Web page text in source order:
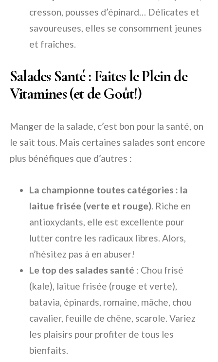
cresson, pousses d’épinard… Délicates et
savoureuses, elles se consomment jeunes
et fraîches.
Salades Santé : Faites le Plein de
Vitamines (et de Goût!)
Manger de la salade, c’est bon pour la santé, on
le sait tous. Mais certaines salades sont encore
plus bénéfiques que d’autres :
La championne toutes catégories : la
laitue frisée (verte et rouge). Riche en
antioxydants, elle est excellente pour
lutter contre les radicaux libres. Alors,
n’hésitez pas à en abuser!
Le top des salades santé : Chou frisé
(kale), laitue frisée (rouge et verte),
batavia, épinards, romaine, mâche, chou
cavalier, feuille de chêne, scarole. Variez
les plaisirs pour profiter de tous les
bienfaits.